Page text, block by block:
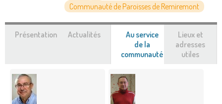
Communauté de Paroisses de Remiremont
Présentation Actualités
Au service
de la
communauté (onglet
Lieux et
adresses
utiles